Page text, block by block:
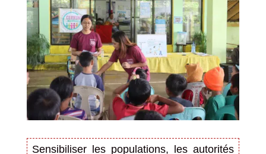
Sensibiliser les populations, les autorités